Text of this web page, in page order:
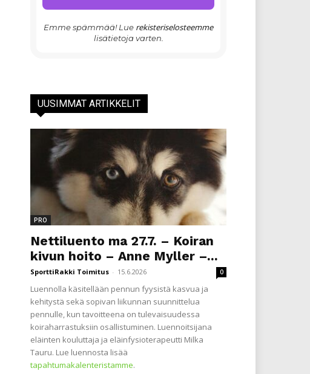
Emme spämmää! Lue rekisteriselosteemme
lisätietoja varten.
UUSIMMAT ARTIKKELIT
PRO
Nettiluento ma 27.7. – Koiran
kivun hoito – Anne Myller –...
SporttiRakki Toimitus - 15.6.2026 0
Luennolla käsitellään pennun fyysistä kasvua ja
kehitystä sekä sopivan liikunnan suunnittelua
pennulle, kun tavoitteena on tulevaisuudessa
koiraharrastuksiin osallistuminen. Luennoitsijana
eläinten kouluttaja ja eläinfysioterapeutti Milka
Tauru. Lue luennosta lisää
tapahtumakalenteristamme.